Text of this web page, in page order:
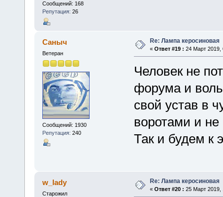
Сообщений: 168
Репутация: 26
Саныч
Ветеран
Сообщений: 1930
Репутация: 240
Re: Лампа керосиновая
« Ответ #19 : 24 Март 2019,
Человек не
форума и
свой устав в
воротами и
Так и будем к
w_lady
Старожил
Re: Лампа керосиновая
« Ответ #20 : 25 Март 2019,